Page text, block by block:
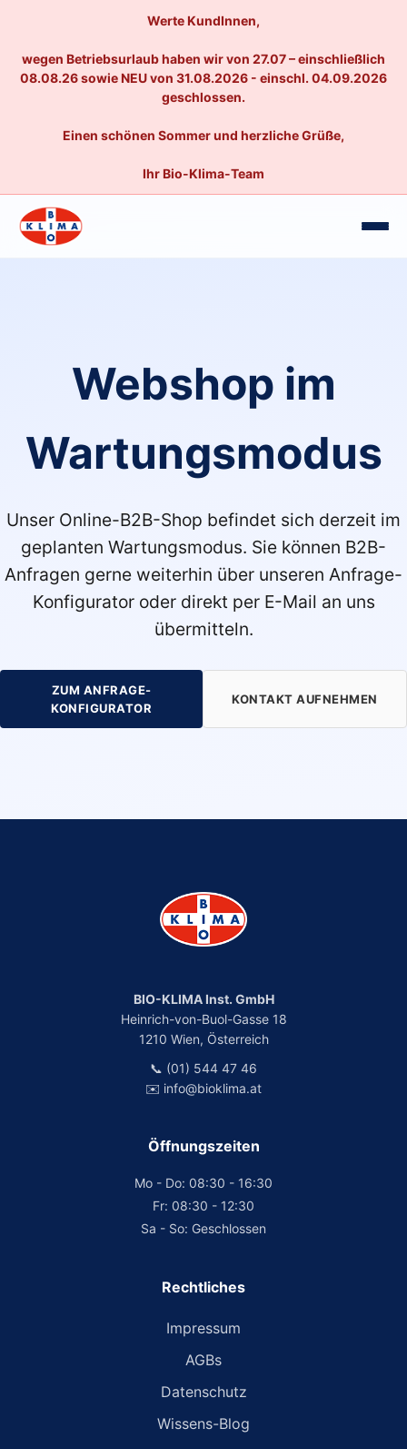
Werte KundInnen,
wegen Betriebsurlaub haben wir von 27.07 – einschließlich
08.08.26 sowie NEU von 31.08.2026 - einschl. 04.09.2026
geschlossen.
Einen schönen Sommer und herzliche Grüße,
Ihr Bio-Klima-Team
Webshop im
Wartungsmodus
Unser Online-B2B-Shop befindet sich derzeit im
geplanten Wartungsmodus. Sie können B2B-
Anfragen gerne weiterhin über unseren Anfrage-
Konfigurator oder direkt per E-Mail an uns
übermitteln.
ZUM ANFRAGE-
KONFIGURATOR
KONTAKT AUFNEHMEN
BIO-KLIMA Inst. GmbH
Heinrich-von-Buol-Gasse 18
1210 Wien, Österreich
📞 (01) 544 47 46
✉️ info@bioklima.at
Öffnungszeiten
Mo - Do: 08:30 - 16:30
Fr: 08:30 - 12:30
Sa - So: Geschlossen
Rechtliches
Impressum
AGBs
Datenschutz
Wissens-Blog